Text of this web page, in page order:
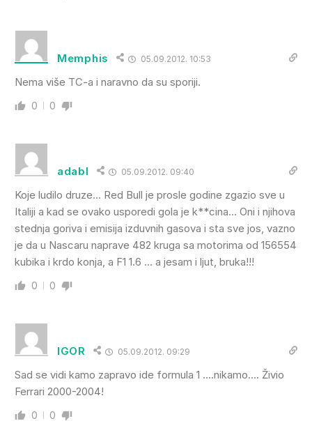
Memphis 05.09.2012. 10:53
Nema više TC-a i naravno da su sporiji.
0 0
adabl 05.09.2012. 09:40
Koje ludilo druze… Red Bull je prosle godine zgazio sve u
Italiji a kad se ovako usporedi gola je k**cina… Oni i njihova
stednja goriva i emisija izduvnih gasova i sta sve jos, vazno
je da u Nascaru naprave 482 kruga sa motorima od 156554
kubika i krdo konja, a F1 1.6 … a jesam i ljut, bruka!!!
0 0
IGOR 05.09.2012. 09:29
Sad se vidi kamo zapravo ide formula 1 ….nikamo…. Živio
Ferrari 2000-2004!
0 0